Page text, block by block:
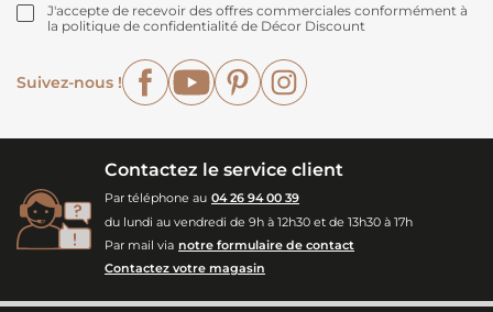
J'accepte de recevoir des offres commerciales conformément à
la politique de confidentialité de Décor Discount
Suivez-nous !
FacebookYouTubePinterest
Contactez le service client
Par téléphone au 04 26 94 00 39
du lundi au vendredi de 9h à 12h30 et de 13h30 à 17h
Par mail via notre formulaire de contact
Contactez votre magasin